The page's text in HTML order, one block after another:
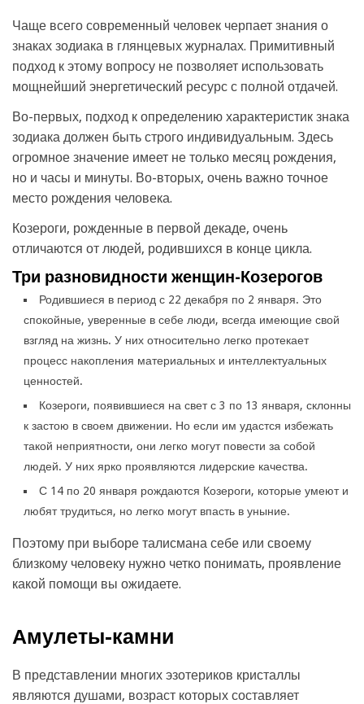
Чаще всего современный человек черпает знания о
знаках зодиака в глянцевых журналах. Примитивный
подход к этому вопросу не позволяет использовать
мощнейший энергетический ресурс с полной отдачей.
Во-первых, подход к определению характеристик знака
зодиака должен быть строго индивидуальным. Здесь
огромное значение имеет не только месяц рождения,
но и часы и минуты. Во-вторых, очень важно точное
место рождения человека.
Козероги, рожденные в первой декаде, очень
отличаются от людей, родившихся в конце цикла.
Три разновидности женщин-Козерогов
Родившиеся в период с 22 декабря по 2 января. Это
спокойные, уверенные в себе люди, всегда имеющие свой
взгляд на жизнь. У них относительно легко протекает
процесс накопления материальных и интеллектуальных
ценностей.
Козероги, появившиеся на свет с 3 по 13 января, склонны
к застою в своем движении. Но если им удастся избежать
такой неприятности, они легко могут повести за собой
людей. У них ярко проявляются лидерские качества.
С 14 по 20 января рождаются Козероги, которые умеют и
любят трудиться, но легко могут впасть в уныние.
Поэтому при выборе талисмана себе или своему
близкому человеку нужно четко понимать, проявление
какой помощи вы ожидаете.
Амулеты-камни
В представлении многих эзотериков кристаллы
являются душами, возраст которых составляет